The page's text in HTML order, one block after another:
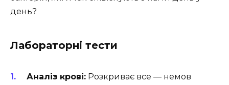
день?
Лабораторні тести
Аналіз крові: Розкриває все — немов